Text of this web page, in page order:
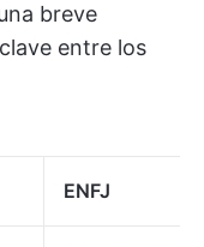
breve
entre los
ENFJ